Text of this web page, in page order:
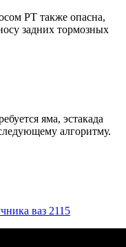
РТ также опасна,
задних тормозных
яма, эстакада
алгоритму.
ваз 2115